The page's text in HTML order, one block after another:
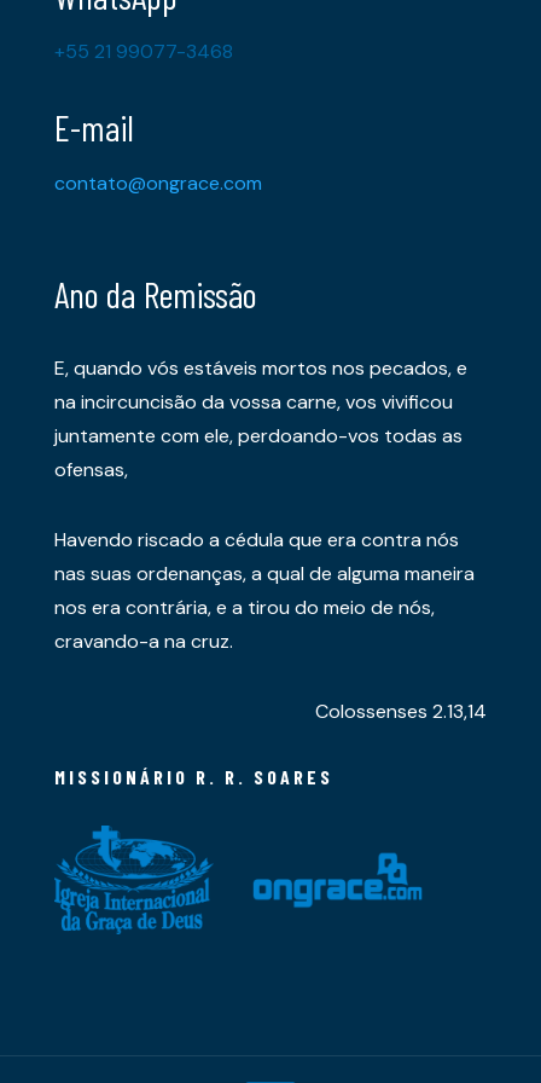
+55 21 99077-3468
E-mail
contato@ongrace.com
Ano da Remissão
E, quando vós estáveis mortos nos pecados, e
na incircuncisão da vossa carne, vos vivificou
juntamente com ele, perdoando-vos todas as
ofensas,
Havendo riscado a cédula que era contra nós
nas suas ordenanças, a qual de alguma maneira
nos era contrária, e a tirou do meio de nós,
cravando-a na cruz.
Colossenses 2.13,14
MISSIONÁRIO R. R. SOARES